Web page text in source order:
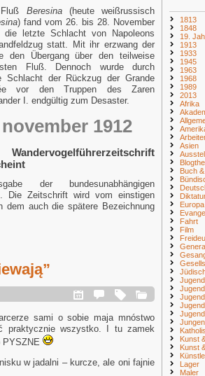
Beresina(heute weißrussisch
) fand vom 26. bis 28. November
die letzte Schlacht von Napoleons
statt. Mit ihr erzwang der
den Übergang über den teilweise
Fluß. Dennoch wurde durch
Schlacht der Rückzug der Grande
vor den Truppen des Zaren
I. endgültig zum Desaster.
november 1912
der bundesunabhängigen
. Die Zeitschrift wird vom einstigen
dem auch die spätere Bezeichnung
sami o sobie maja mnóstwo
praktycznie wszystko. I tu zamek
PYSZNE
w jadalni – kurcze, ale oni fajnie
1813
1848
19.
1913
1933
1945
1963
1968
1989
2013
Afrika
Asien
Buch
Europa
Fahrt
Film
Kunst
Kunst
Lager
Maler